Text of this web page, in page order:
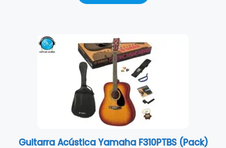
Guitarra Acústica Yamaha F310PTBS (Pack)